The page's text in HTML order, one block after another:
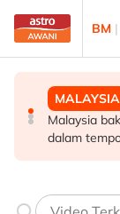
Skip to main
BM |
MALAYSIA
Malaysia
dalam
MALAYSIA
Rundingan
POLITIK
PRN
Ahmad